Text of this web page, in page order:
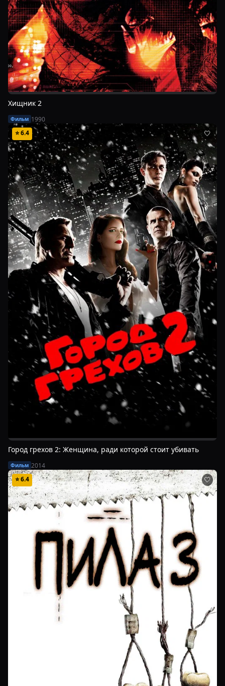
Хищник 2
Фильм 1990
⭐6.4 🤍
Город грехов 2: Женщина, ради которой стоит убивать
Фильм 2014
⭐6.4 🤍